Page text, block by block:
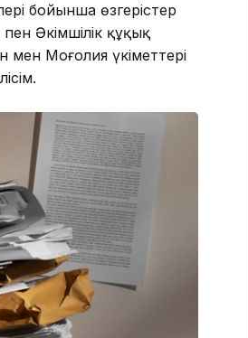
бойынша өзгерістер
Әкімшілік құқық
Моңғолия үкіметтері